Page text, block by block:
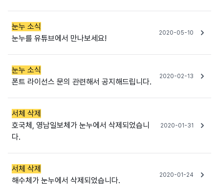
눈누 소식
눈누를 유튜브에서 만나보세요!
2020-05-10
눈누 소식
폰트 라이선스 문의 관련해서 공지해드립니다.
2020-02-13
서체 삭제
호국체, 영남일보체가 눈누에서 삭제되었습니
다.
2020-01-31
서체 삭제
해수체가 눈누에서 삭제되었습니다.
2020-01-24